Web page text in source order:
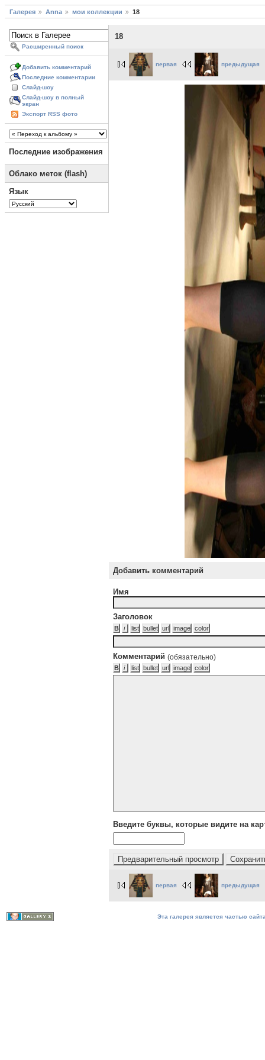
Галерея Anna мои коллекции 18
Расширенный поиск
Добавить комментарий
Последние комментарии
Слайд-шоу
Слайд-шоу в полный
экран
Экспорт RSS фото
Последние изображения
Облако меток (flash)
Язык
18
первая предыдущая
Добавить комментарий
Имя
Заголовок
Комментарий (обязательно)
Введите буквы, которые видите на
первая предыдущая
Эта галерея является частью